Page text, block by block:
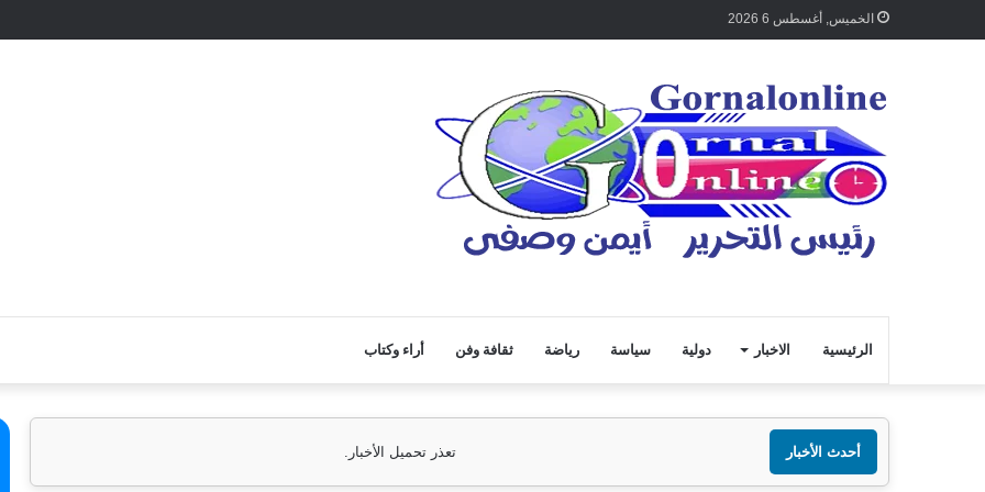
الخميس, أغسطس 6 2026
الرئيسية الاخبار دولية سياسة رياضة ثقافة وفن أراء وكتاب
أحدث الأخبار تعذر تحميل الأخبار.